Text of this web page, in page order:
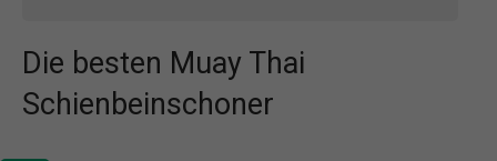
Die besten Muay Thai
Schienbeinschoner